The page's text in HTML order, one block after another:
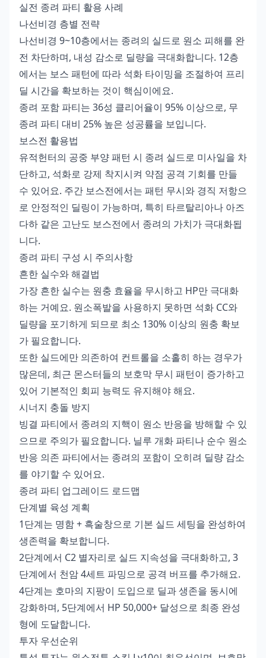
실전 종려 파티 활용 사례
나선비경 층별 전략
나선비경 9~10층에서는 종려의 실드로 원소 피해를 완
전 차단하며, 내성 감소로 딜량을 극대화합니다. 12층
에서는 보스 패턴에 따라 석화 타이밍을 조절하여 프리
딜 시간을 확보하는 것이 핵심이에요.
종려 포함 파티는 36성 클리어율이 95% 이상으로, 무
종려 파티 대비 25% 높은 성공률을 보입니다.
보스전 활용법
유적헌터의 공중 부양 패턴 시 종려 실드로 미사일을 차
단하고, 석화로 강제 착지시켜 약점 공격 기회를 만들
수 있어요. 주간 보스전에서는 패턴 무시와 경직 저항으
로 안정적인 딜링이 가능하며, 특히 타르탈리아나 아즈
다하 같은 고난도 보스전에서 종려의 가치가 극대화됩
니다.
종려 파티 구성 시 주의사항
흔한 실수와 해결법
가장 흔한 실수는 원충 효율을 무시하고 HP만 극대화
하는 거예요. 원소폭발을 사용하지 못하면 석화 CC와
딜량을 포기하게 되므로 최소 130% 이상의 원충 확보
가 필요합니다.
또한 실드에만 의존하여 컨트롤을 소홀히 하는 경우가
많은데, 최근 몬스터들의 보호막 무시 패턴이 증가하고
있어 기본적인 회피 능력도 유지해야 해요.
시너지 충돌 방지
빙결 파티에서 종려의 지핵이 원소 반응을 방해할 수 있
으므로 주의가 필요합니다. 닐루 개화 파티나 순수 원소
반응 의존 파티에서는 종려의 포함이 오히려 딜량 감소
를 야기할 수 있어요.
종려 파티 업그레이드 로드맵
단계별 육성 계획
1단계는 명함 + 흑술창으로 기본 실드 세팅을 완성하여
생존력을 확보합니다.
2단계에서 C2 별자리로 실드 지속성을 극대화하고, 3
단계에서 천암 4세트 파밍으로 공격 버프를 추가해요.
4단계는 호마의 지팡이 도입으로 딜과 생존을 동시에
강화하며, 5단계에서 HP 50,000+ 달성으로 최종 완성
형에 도달합니다.
투자 우선순위